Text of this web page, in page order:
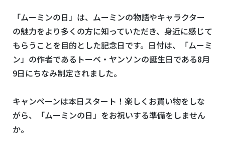
「ムーミンの日」は、ムーミンの物語やキャラクター
の魅力をより多くの方に知っていただき、身近に感じて
もらうことを目的とした記念日です。日付は、「ムーミ
ン」の作者であるトーベ・ヤンソンの誕生日である8月
9日にちなみ制定されました。
キャンペーンは本日スタート！楽しくお買い物をしな
がら、「ムーミンの日」をお祝いする準備をしません
か。